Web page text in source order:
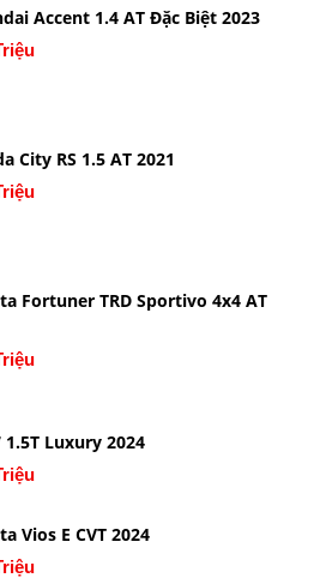
Accent 1.4 AT Đặc Biệt 2023
City RS 1.5 AT 2021
Fortuner TRD Sportivo 4x4 AT
1.5T Luxury 2024
Vios E CVT 2024